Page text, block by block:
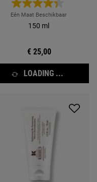
Eén Maat Beschikbaar
150 ml
€ 25,00
LOADING ...